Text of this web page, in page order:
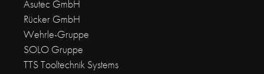
Asutec GmbH
Rücker GmbH
Wehrle-Gruppe
SOLO Gruppe
TTS Tooltechnik Systems